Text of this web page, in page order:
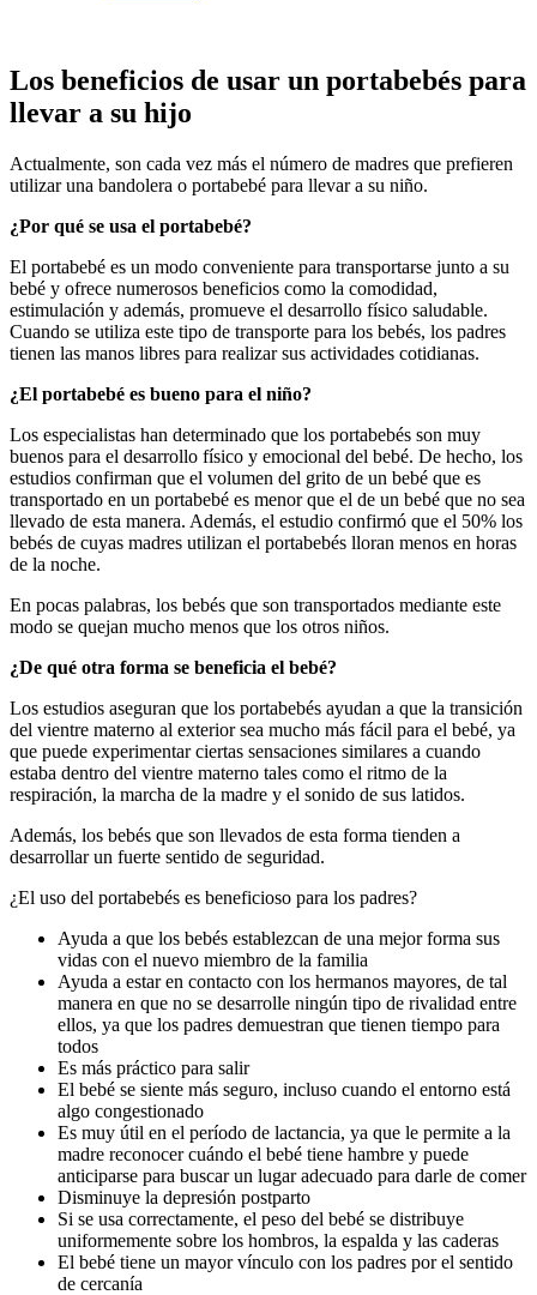
Los beneficios de usar un portabebés para
llevar a su hijo
Actualmente, son cada vez más el número de madres que prefieren
utilizar una bandolera o portabebé para llevar a su niño.
¿Por qué se usa el portabebé?
El portabebé es un modo conveniente para transportarse junto a su
bebé y ofrece numerosos beneficios como la comodidad,
estimulación y además, promueve el desarrollo físico saludable.
Cuando se utiliza este tipo de transporte para los bebés, los padres
tienen las manos libres para realizar sus actividades cotidianas.
¿El portabebé es bueno para el niño?
Los especialistas han determinado que los portabebés son muy
buenos para el desarrollo físico y emocional del bebé. De hecho, los
estudios confirman que el volumen del grito de un bebé que es
transportado en un portabebé es menor que el de un bebé que no sea
llevado de esta manera. Además, el estudio confirmó que el 50% los
bebés de cuyas madres utilizan el portabebés lloran menos en horas
de la noche.
En pocas palabras, los bebés que son transportados mediante este
modo se quejan mucho menos que los otros niños.
¿De qué otra forma se beneficia el bebé?
Los estudios aseguran que los portabebés ayudan a que la transición
del vientre materno al exterior sea mucho más fácil para el bebé, ya
que puede experimentar ciertas sensaciones similares a cuando
estaba dentro del vientre materno tales como el ritmo de la
respiración, la marcha de la madre y el sonido de sus latidos.
Además, los bebés que son llevados de esta forma tienden a
desarrollar un fuerte sentido de seguridad.
¿El uso del portabebés es beneficioso para los padres?
Ayuda a que los bebés establezcan de una mejor forma sus
vidas con el nuevo miembro de la familia
Ayuda a estar en contacto con los hermanos mayores, de tal
manera en que no se desarrolle ningún tipo de rivalidad entre
ellos, ya que los padres demuestran que tienen tiempo para
todos
Es más práctico para salir
El bebé se siente más seguro, incluso cuando el entorno está
algo congestionado
Es muy útil en el período de lactancia, ya que le permite a la
madre reconocer cuándo el bebé tiene hambre y puede
anticiparse para buscar un lugar adecuado para darle de comer
Disminuye la depresión postparto
Si se usa correctamente, el peso del bebé se distribuye
uniformemente sobre los hombros, la espalda y las caderas
El bebé tiene un mayor vínculo con los padres por el sentido
de cercanía